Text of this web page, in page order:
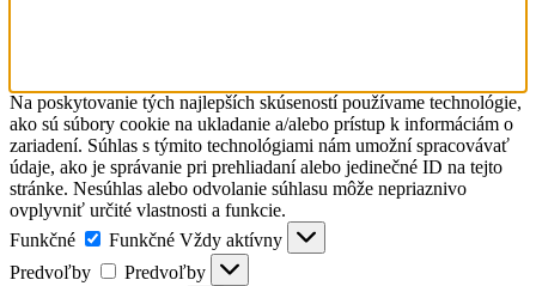
Na poskytovanie tých najlepších skúseností používame technológie,
ako sú súbory cookie na ukladanie a/alebo prístup k informáciám o
zariadení. Súhlas s týmito technológiami nám umožní spracovávať
údaje, ako je správanie pri prehliadaní alebo jedinečné ID na tejto
stránke. Nesúhlas alebo odvolanie súhlasu môže nepriaznivo
ovplyvniť určité vlastnosti a funkcie.
Funkčné
Funkčné Vždy aktívny
Predvoľby
Predvoľby